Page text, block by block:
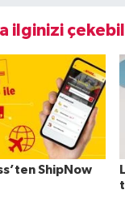
ilginizi
ShipNow